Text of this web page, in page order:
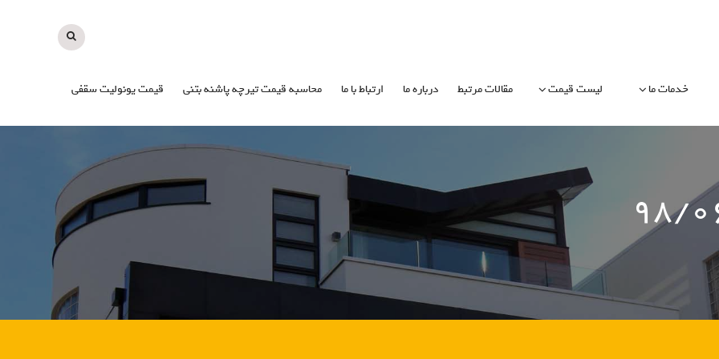
خدمات ما لیست قیمت مقالات مرتبط درباره ما ارتباط با ما محاسبه قیمت تیرچه پاشنه بتنی قیمت یونولیت سقفی